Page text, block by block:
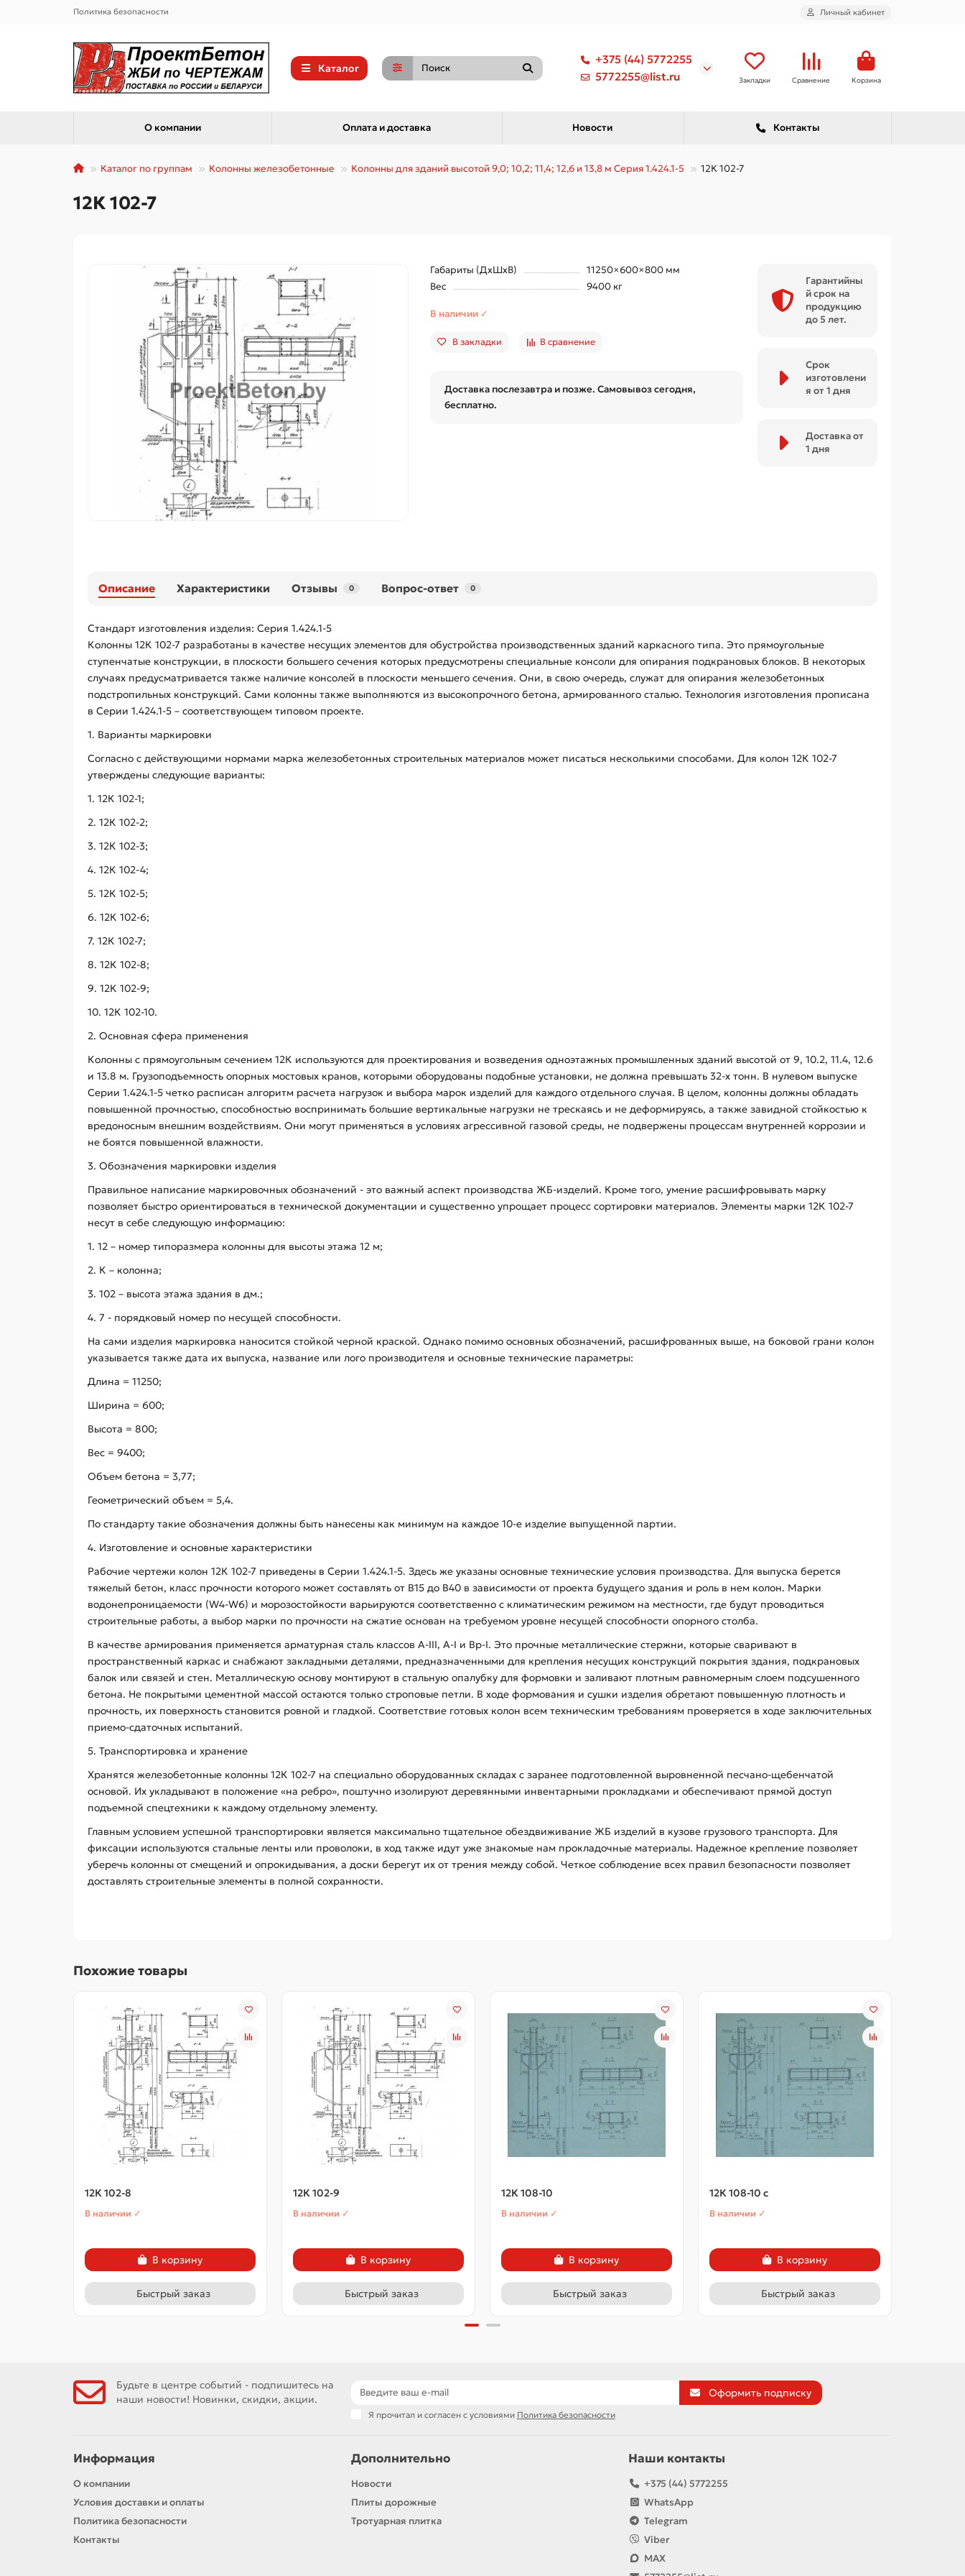
Политика безопасности Личный кабинет
Каталог
+375 (44) 5772255
5772255@list.ru
Закладки Сравнение Корзина
О компании Оплата и доставка Новости Контакты
Каталог по группам Колонны железобетонные Колонны для зданий высотой 9,0; 10,2; 11,4; 12,6 и 13,8 м Серия 1.424.1-5 12К 102-7
12К 102-7
Габариты (ДхШхВ)
11250×600×800 мм
Вес
9400 кг
В наличии ✓
В закладки В сравнение
Доставка послезавтра и позже. Самовывоз сегодня,
бесплатно.
Гарантийны
й срок на
продукцию
до 5 лет.
Срок
изготовлени
я от 1 дня
Доставка от
1 дня
Описание Характеристики Отзывы 0 Вопрос-ответ 0
Стандарт изготовления изделия: Серия 1.424.1-5
Колонны 12К 102-7 разработаны в качестве несущих элементов для обустройства производственных зданий каркасного типа. Это прямоугольные
ступенчатые конструкции, в плоскости большего сечения которых предусмотрены специальные консоли для опирания подкрановых блоков. В некоторых
случаях предусматривается также наличие консолей в плоскости меньшего сечения. Они, в свою очередь, служат для опирания железобетонных
подстропильных конструкций. Сами колонны также выполняются из высокопрочного бетона, армированного сталью. Технология изготовления прописана
в Серии 1.424.1-5 – соответствующем типовом проекте.
1. Варианты маркировки
Согласно с действующими нормами марка железобетонных строительных материалов может писаться несколькими способами. Для колон 12К 102-7
утверждены следующие варианты:
1. 12К 102-1;
2. 12К 102-2;
3. 12К 102-3;
4. 12К 102-4;
5. 12К 102-5;
6. 12К 102-6;
7. 12К 102-7;
8. 12К 102-8;
9. 12К 102-9;
10. 12К 102-10.
2. Основная сфера применения
Колонны с прямоугольным сечением 12К используются для проектирования и возведения одноэтажных промышленных зданий высотой от 9, 10.2, 11.4, 12.6
и 13.8 м. Грузоподъемность опорных мостовых кранов, которыми оборудованы подобные установки, не должна превышать 32-х тонн. В нулевом выпуске
Серии 1.424.1-5 четко расписан алгоритм расчета нагрузок и выбора марок изделий для каждого отдельного случая. В целом, колонны должны обладать
повышенной прочностью, способностью воспринимать большие вертикальные нагрузки не трескаясь и не деформируясь, а также завидной стойкостью к
вредоносным внешним воздействиям. Они могут применяться в условиях агрессивной газовой среды, не подвержены процессам внутренней коррозии и
не боятся повышенной влажности.
3. Обозначения маркировки изделия
Правильное написание маркировочных обозначений - это важный аспект производства ЖБ-изделий. Кроме того, умение расшифровывать марку
позволяет быстро ориентироваться в технической документации и существенно упрощает процесс сортировки материалов. Элементы марки 12К 102-7
несут в себе следующую информацию:
1. 12 – номер типоразмера колонны для высоты этажа 12 м;
2. К – колонна;
3. 102 – высота этажа здания в дм.;
4. 7 - порядковый номер по несущей способности.
На сами изделия маркировка наносится стойкой черной краской. Однако помимо основных обозначений, расшифрованных выше, на боковой грани колон
указывается также дата их выпуска, название или лого производителя и основные технические параметры:
Длина = 11250;
Ширина = 600;
Высота = 800;
Вес = 9400;
Объем бетона = 3,77;
Геометрический объем = 5,4.
По стандарту такие обозначения должны быть нанесены как минимум на каждое 10-е изделие выпущенной партии.
4. Изготовление и основные характеристики
Рабочие чертежи колон 12К 102-7 приведены в Серии 1.424.1-5. Здесь же указаны основные технические условия производства. Для выпуска берется
тяжелый бетон, класс прочности которого может составлять от В15 до В40 в зависимости от проекта будущего здания и роль в нем колон. Марки
водонепроницаемости (W4-W6) и морозостойкости варьируются соответственно с климатическим режимом на местности, где будут проводиться
строительные работы, а выбор марки по прочности на сжатие основан на требуемом уровне несущей способности опорного столба.
В качестве армирования применяется арматурная сталь классов А-ІІІ, А-І и Вр-І. Это прочные металлические стержни, которые сваривают в
пространственный каркас и снабжают закладными деталями, предназначенными для крепления несущих конструкций покрытия здания, подкрановых
балок или связей и стен. Металлическую основу монтируют в стальную опалубку для формовки и заливают плотным равномерным слоем подсушенного
бетона. Не покрытыми цементной массой остаются только строповые петли. В ходе формования и сушки изделия обретают повышенную плотность и
прочность, их поверхность становится ровной и гладкой. Соответствие готовых колон всем техническим требованиям проверяется в ходе заключительных
приемо-сдаточных испытаний.
5. Транспортировка и хранение
Хранятся железобетонные колонны 12К 102-7 на специально оборудованных складах с заранее подготовленной выровненной песчано-щебенчатой
основой. Их укладывают в положение «на ребро», поштучно изолируют деревянными инвентарными прокладками и обеспечивают прямой доступ
подъемной спецтехники к каждому отдельному элементу.
Главным условием успешной транспортировки является максимально тщательное обездвиживание ЖБ изделий в кузове грузового транспорта. Для
фиксации используются стальные ленты или проволоки, в ход также идут уже знакомые нам прокладочные материалы. Надежное крепление позволяет
уберечь колонны от смещений и опрокидывания, а доски берегут их от трения между собой. Четкое соблюдение всех правил безопасности позволяет
доставлять строительные элементы в полной сохранности.
Похожие товары
12К 102-8
В наличии ✓
В корзину
Быстрый заказ
12К 102-9
В наличии ✓
В корзину
Быстрый заказ
12К 108-10
В наличии ✓
В корзину
Быстрый заказ
12К 108-10 с
В наличии ✓
В корзину
Быстрый заказ
Будьте в центре событий - подпишитесь на
наши новости! Новинки, скидки, акции.
Оформить подписку
Я прочитал и согласен с условиями Политика безопасности
Информация
О компании
Условия доставки и оплаты
Политика безопасности
Контакты
Дополнительно
Новости
Плиты дорожные
Тротуарная плитка
Наши контакты
+375 (44) 5772255
WhatsApp
Telegram
Viber
MAX